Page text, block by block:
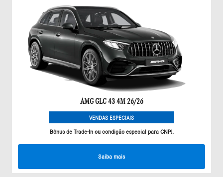
AMG GLC 43 4M 26/26
VENDAS ESPECIAIS
Bônus de Trade-In ou condição especial para CNPJ.
Saiba mais